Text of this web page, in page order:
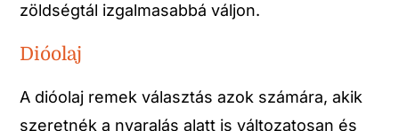
zöldségtál izgalmasabbá váljon.
Dióolaj
A dióolaj remek választás azok számára, akik
szeretnék a nyaralás alatt is változatosan és